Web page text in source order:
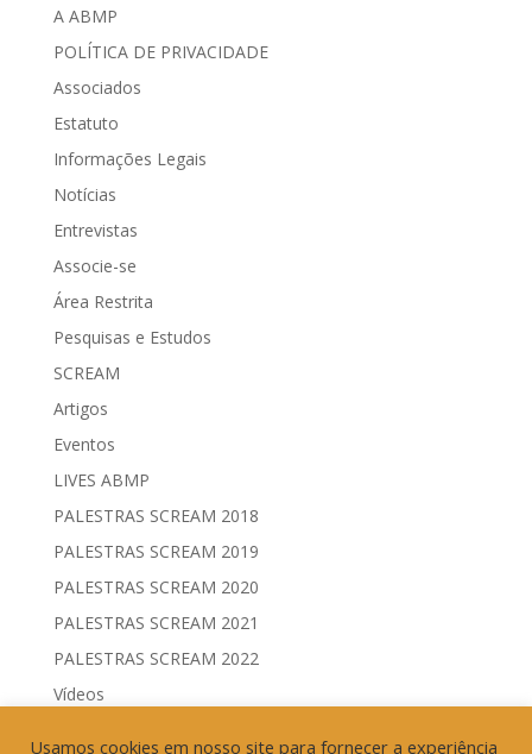
A ABMP
POLÍTICA DE PRIVACIDADE
Associados
Estatuto
Informações Legais
Notícias
Entrevistas
Associe-se
Área Restrita
Pesquisas e Estudos
SCREAM
Artigos
Eventos
LIVES ABMP
PALESTRAS SCREAM 2018
PALESTRAS SCREAM 2019
PALESTRAS SCREAM 2020
PALESTRAS SCREAM 2021
PALESTRAS SCREAM 2022
Vídeos
Usamos cookies em nosso site para fornecer a experiência